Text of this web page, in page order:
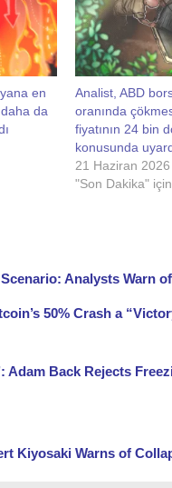
en
daha da
Analist, ABD
oranında
fiyatının 24 bin
konusunda
21 Haziran 2026
"Son Dakika"
Analysts Warn
50% Crash a
Adam Back Rejects
Kiyosaki Warns of